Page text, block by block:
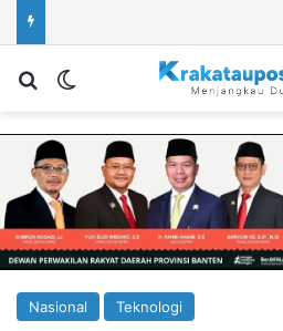
Cari berita...Switch skin
Nasional Teknologi